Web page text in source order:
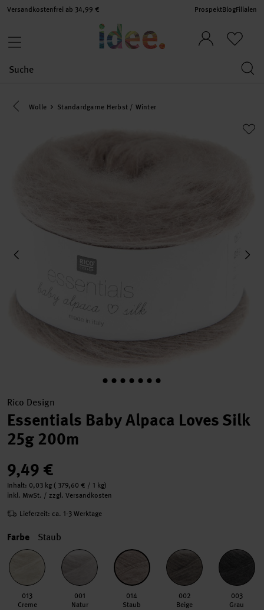
Versandkostenfrei ab 34,99 € ProspektBlogFilialen
Eine Kategorie zurück navigieren
Wolle Standardgarne Herbst / Winter
Rico Design
Essentials Baby Alpaca Loves Silk
25g 200m
9,49 €
Inhalt: 0,03 kg ( 379,60 € / 1 kg)
inkl. MwSt. / zzgl. Versandkosten
Lieferzeit: ca. 1-3 Werktage
Farbe Staub
013
Creme
001
Natur
014
Staub
002
Beige
003
Grau